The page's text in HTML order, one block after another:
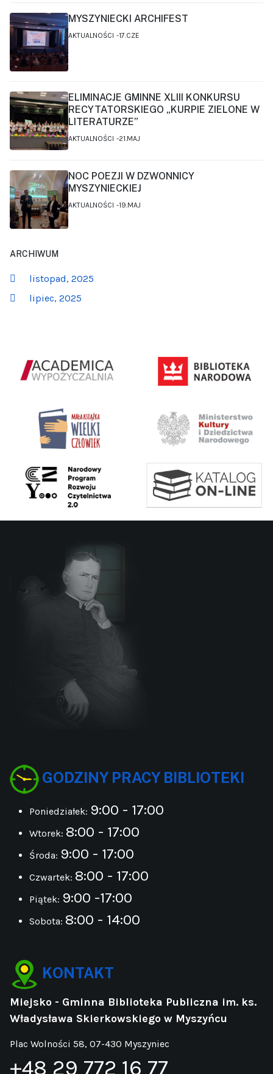
MYSZYNIECKI ARCHIFEST
AKTUALNOŚCI 17.CZE
ELIMINACJE GMINNE XLIII KONKURSU
RECYTATORSKIEGO „KURPIE ZIELONE W
LITERATURZE”
AKTUALNOŚCI 21.MAJ
NOC POEZJI W DZWONNICY
MYSZYNIECKIEJ
AKTUALNOŚCI 19.MAJ
ARCHIWUM
listopad, 2025
lipiec, 2025
GODZINY PRACY BIBLIOTEKI
Poniedziałek: 9:00 - 17:00
Wtorek: 8:00 - 17:00
Środa: 9:00 - 17:00
Czwartek: 8:00 - 17:00
Piątek: 9:00 -17:00
Sobota: 8:00 - 14:00
KONTAKT
Miejsko - Gminna Biblioteka Publiczna im. ks.
Władysława Skierkowskiego w Myszyńcu
Plac Wolności 58, 07-430 Myszyniec
+48 29 772 16 77